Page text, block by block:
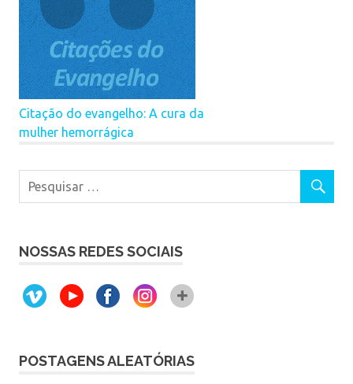
Citação do evangelho: A cura da
mulher hemorrágica
NOSSAS REDES SOCIAIS
POSTAGENS ALEATÓRIAS